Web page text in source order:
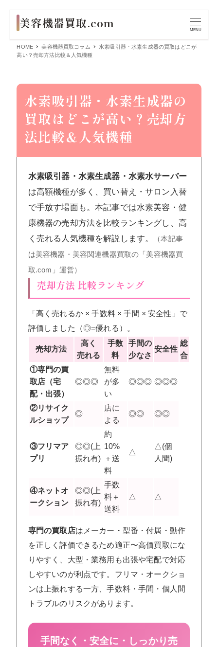
MENU
HOME 美容機器買取コラム
水素吸引器・水素生成器の買取はどこが
高い？売却方法比較＆人気機種
水素吸引器・水素生成器の
買取はどこが高い？売却方
法比較＆人気機種
水素吸引器・水素生成器・水素水サーバー
は高額機種が多く、買い替え・サロン入替
で手放す場面も。本記事では水素美容・健
康機器の売却方法を比較ランキングし、高
く売れる人気機種を解説します。
（本記事
は美容機器・美容関連機器買取の「美容機器買
取.com」運営）
売却方法 比較ランキング
「高く売れるか × 手数料 × 手間 × 安全性」で
評価しました（◎=優れる）。
売却方法
高く
売れる
手数
料
手間の
少なさ
安全性
総
合
①専門の買
取店（宅
配・出張）
◎◎◎
無料
が多
い
◎◎◎ ◎◎◎
②リサイク
ルショップ
◎
店に
よる
◎◎ ◎◎
③フリマア
プリ
◎◎(上
振れ有)
約
10%
＋送
料
△
△(個
人間)
④ネットオ
ークション
◎◎(上
振れ有)
手数
料＋
送料
△ △
専門の買取店はメーカー・型番・付属・動作
を正しく評価できるため適正〜高価買取にな
りやすく、大型・業務用も出張や宅配で対応
しやすいのが利点です。フリマ・オークショ
ンは上振れする一方、手数料・手間・個人間
トラブルのリスクがあります。
手間なく・安全に・しっかり売